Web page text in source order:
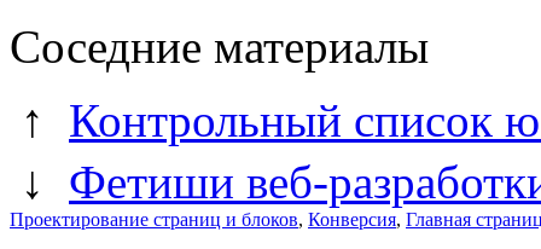
Соседние материалы
↑ Контрольный список
↓ Фетиши веб-
Проектирование страниц и блоков, Конверсия, Главная